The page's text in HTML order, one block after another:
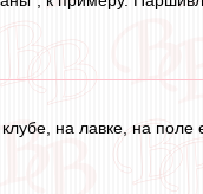
на лавке, на